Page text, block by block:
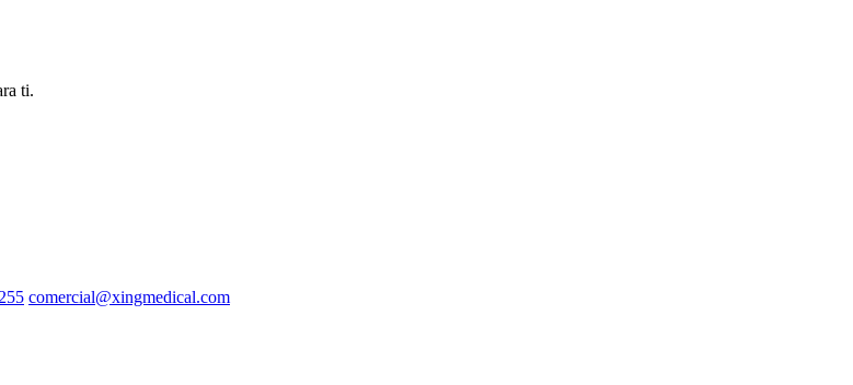
ti.
comercial@xingmedical.com